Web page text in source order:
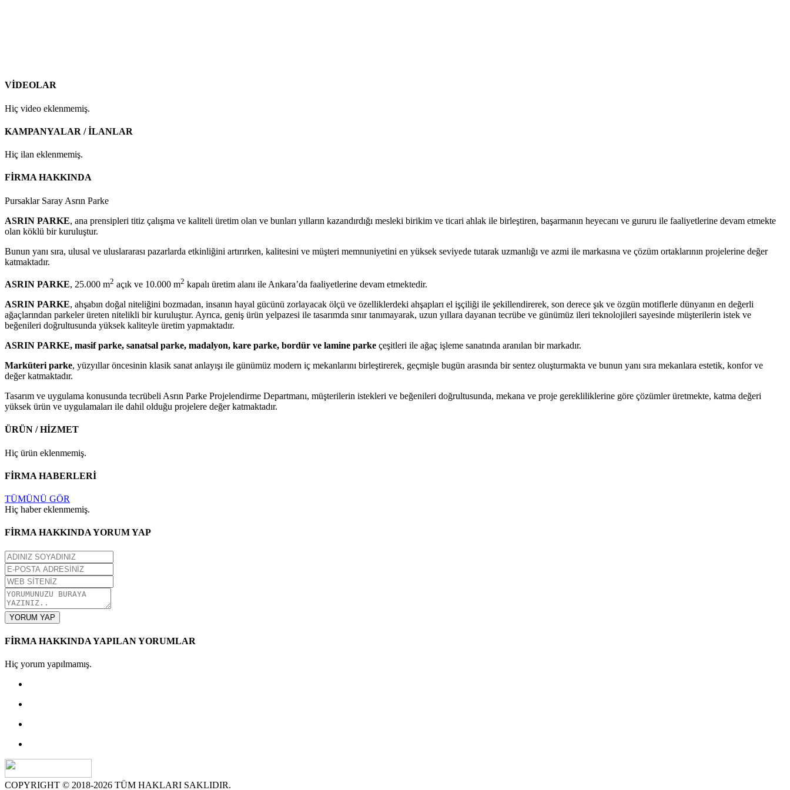
VİDEOLAR
Hiç video eklenmemiş.
KAMPANYALAR / İLANLAR
Hiç ilan eklenmemiş.
FİRMA HAKKINDA
Pursaklar Saray Asrın Parke
ASRIN PARKE, ana prensipleri titiz çalışma ve kaliteli üretim olan ve bunları yılların kazandırdığı mesleki birikim ve ticari ahlak ile birleştiren, başarmanın heyecanı ve gururu ile faaliyetlerine devam etmekte
olan köklü bir kuruluştur.
Bunun yanı sıra, ulusal ve uluslararası pazarlarda etkinliğini artırırken, kalitesini ve müşteri memnuniyetini en yüksek seviyede tutarak uzmanlığı ve azmi ile markasına ve çözüm ortaklarının projelerine değer
katmaktadır.
ASRIN PARKE, 25.000 m2 açık ve 10.000 m2 kapalı üretim alanı ile Ankara’da faaliyetlerine devam etmektedir.
ASRIN PARKE, ahşabın doğal niteliğini bozmadan, insanın hayal gücünü zorlayacak ölçü ve özelliklerdeki ahşapları el işçiliği ile şekillendirerek, son derece şık ve özgün motiflerle dünyanın en değerli
ağaçlarından parkeler üreten nitelikli bir kuruluştur. Ayrıca, geniş ürün yelpazesi ile tasarımda sınır tanımayarak, uzun yıllara dayanan tecrübe ve günümüz ileri teknolojileri sayesinde müşterilerin istek ve
beğenileri doğrultusunda yüksek kaliteyle üretim yapmaktadır.
ASRIN PARKE, masif parke, sanatsal parke, madalyon, kare parke, bordür ve lamine parke çeşitleri ile ağaç işleme sanatında aranılan bir markadır.
Marküteri parke, yüzyıllar öncesinin klasik sanat anlayışı ile günümüz modern iç mekanlarını birleştirerek, geçmişle bugün arasında bir sentez oluşturmakta ve bunun yanı sıra mekanlara estetik, konfor ve
değer katmaktadır.
Tasarım ve uygulama konusunda tecrübeli Asrın Parke Projelendirme Departmanı, müşterilerin istekleri ve beğenileri doğrultusunda, mekana ve proje gerekliliklerine göre çözümler üretmekte, katma değeri
yüksek ürün ve uygulamaları ile dahil olduğu projelere değer katmaktadır.
ÜRÜN / HİZMET
Hiç ürün eklenmemiş.
FİRMA HABERLERİ
TÜMÜNÜ GÖR
Hiç haber eklenmemiş.
FİRMA HAKKINDA YORUM YAP
YORUM YAP
FİRMA HAKKINDA YAPILAN YORUMLAR
Hiç yorum yapılmamış.
COPYRIGHT © 2018-2026 TÜM HAKLARI SAKLIDIR.